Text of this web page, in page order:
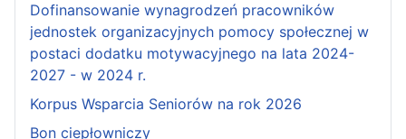
Dofinansowanie wynagrodzeń pracowników
jednostek organizacyjnych pomocy społecznej w
postaci dodatku motywacyjnego na lata 2024-
2027 - w 2024 r.
Korpus Wsparcia Seniorów na rok 2026
Bon ciepłowniczy